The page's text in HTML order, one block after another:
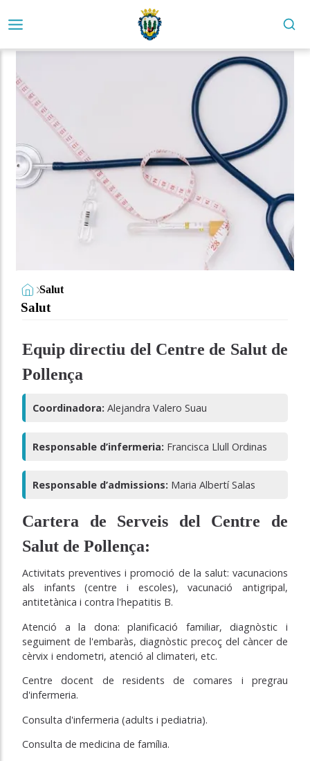
Salut
Salut
Equip directiu del Centre de Salut de
Pollença
Coordinadora: Alejandra Valero Suau
Responsable d’infermeria: Francisca Llull Ordinas
Responsable d’admissions: Maria Albertí Salas
Cartera de Serveis del Centre de
Salut de Pollença:
Activitats preventives i promoció de la salut: vacunacions
als infants (centre i escoles), vacunació antigripal,
antitetànica i contra l'hepatitis B.
Atenció a la dona: planificació familiar, diagnòstic i
seguiment de l'embaràs, diagnòstic precoç del càncer de
cèrvix i endometri, atenció al climateri, etc.
Centre docent de residents de comares i pregrau
d'infermeria.
Consulta d'infermeria (adults i pediatria).
Consulta de medicina de família.